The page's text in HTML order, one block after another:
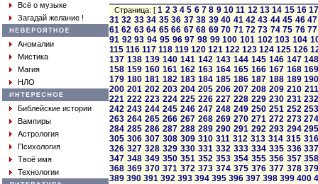
Всё о музыке
Загадай желание !
Аномалии
Мистика
Магия
НЛО
Библейские истории
Вампиры
Астрология
Психология
Твоё имя
Технологии
Страница: [1 2 3 4 5 6 7 8 9 10 11 12 13 14 15 16
31 32 33 34 35 36 37 38 39 40 41 42 43 44 45 46 47
61 62 63 64 65 66 67 68 69 70 71 72 73 74 75 76 77
91 92 93 94 95 96 97 98 99 100 101 102 103 104
115 116 117 118 119 120 121 122 123 124 125 126
137 138 139 140 141 142 143 144 145 146 147
158 159 160 161 162 163 164 165 166 167 168
179 180 181 182 183 184 185 186 187 188 189
200 201 202 203 204 205 206 207 208 209 210 211
221 222 223 224 225 226 227 228 229 230 231
242 243 244 245 246 247 248 249 250 251 252
263 264 265 266 267 268 269 270 271 272 273
284 285 286 287 288 289 290 291 292 293 294
305 306 307 308 309 310 311 312 313 314 315 316
326 327 328 329 330 331 332 333 334 335 336
347 348 349 350 351 352 353 354 355 356 357
368 369 370 371 372 373 374 375 376 377 378
389 390 391 392 393 394 395 396 397 398 399 400